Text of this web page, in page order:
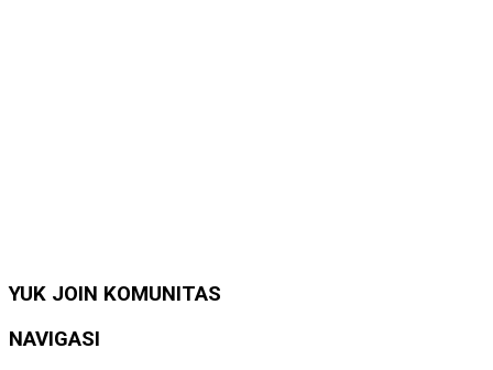
YUK JOIN KOMUNITAS
NAVIGASI